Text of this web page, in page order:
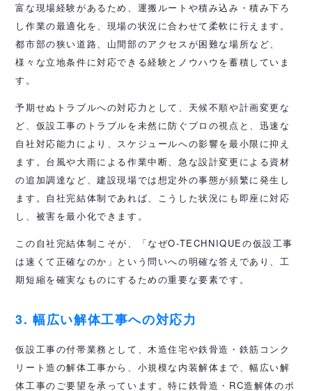
富な現場経験があるため、運搬ルートや積み込み・積み下ろ
し作業の最適化を、現場の状況に合わせて柔軟に行えます。
都市部の狭い道路、山間部のアクセスが困難な場所など、
様々な立地条件に対応できる経験とノウハウを蓄積していま
す。
予期せぬトラブルへの対応力として、天候不順や計画変更な
ど、仮設工事のトラブルを未然に防ぐプロの視点と、迅速な
自社対応能力により、スケジュールへの影響を最小限に抑え
ます。台風や大雨による作業中断、急な設計変更による資材
の追加調達など、建設現場では想定外の事態が頻繁に発生し
ます。自社完結体制であれば、こうした状況にも即座に対応
し、被害を最小化できます。
この自社完結体制こそが、「なぜO-TECHNIQUEの仮設工事
は速くて正確なのか」という問いへの明確な答えであり、工
期短縮を確実なものにするための重要な要素です。
3. 幅広い解体工事への対応力
仮設工事の付帯業務として、木造住宅や鉄骨造・鉄筋コンク
リート造の解体工事から、小規模な内装解体まで、幅広い解
体工事のご要望を承っています。特に鉄骨造・RC造解体のポ